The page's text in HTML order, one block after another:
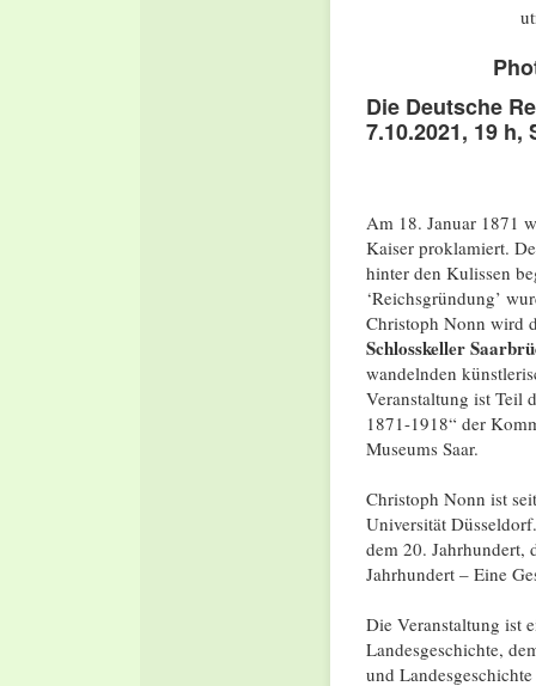
Die Deutsche
7.10.2021, 19
Am 18. Januar 1871
Kaiser proklamiert.
hinter den Kulissen
‘Reichsgründung’
Christoph Nonn wird
Schlosskeller
wandelnden
Veranstaltung ist Teil
1871-1918“ der
Museums Saar.
Christoph Nonn ist
Universität
dem 20. Jahrhundert,
Jahrhundert – Eine
Die Veranstaltung ist
Landesgeschichte,
und